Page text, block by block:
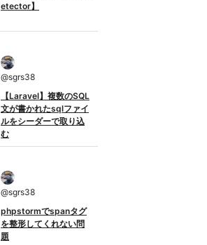
etector】
@sgrs38
【Laravel】複数のSQL
文が書かれたsqlファイ
ルをシーダーで取り込
む
@sgrs38
phpstormでspanタグ
を整形してくれない問
題